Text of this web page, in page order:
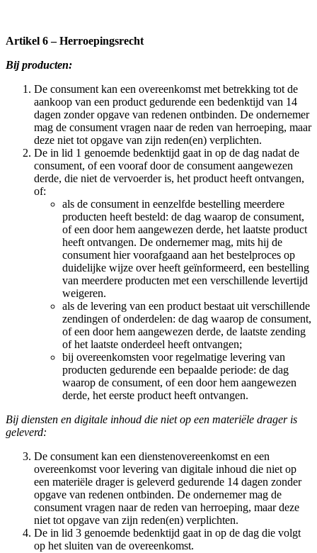
Artikel 6 – Herroepingsrecht
Bij producten:
De consument kan een overeenkomst met betrekking tot de
aankoop van een product gedurende een bedenktijd van 14
dagen zonder opgave van redenen ontbinden. De ondernemer
mag de consument vragen naar de reden van herroeping, maar
deze niet tot opgave van zijn reden(en) verplichten.
De in lid 1 genoemde bedenktijd gaat in op de dag nadat de
consument, of een vooraf door de consument aangewezen
derde, die niet de vervoerder is, het product heeft ontvangen,
of:
als de consument in eenzelfde bestelling meerdere
producten heeft besteld: de dag waarop de consument,
of een door hem aangewezen derde, het laatste product
heeft ontvangen. De ondernemer mag, mits hij de
consument hier voorafgaand aan het bestelproces op
duidelijke wijze over heeft geïnformeerd, een bestelling
van meerdere producten met een verschillende levertijd
weigeren.
als de levering van een product bestaat uit verschillende
zendingen of onderdelen: de dag waarop de consument,
of een door hem aangewezen derde, de laatste zending
of het laatste onderdeel heeft ontvangen;
bij overeenkomsten voor regelmatige levering van
producten gedurende een bepaalde periode: de dag
waarop de consument, of een door hem aangewezen
derde, het eerste product heeft ontvangen.
Bij diensten en digitale inhoud die niet op een materiële drager is
geleverd:
De consument kan een dienstenovereenkomst en een
overeenkomst voor levering van digitale inhoud die niet op
een materiële drager is geleverd gedurende 14 dagen zonder
opgave van redenen ontbinden. De ondernemer mag de
consument vragen naar de reden van herroeping, maar deze
niet tot opgave van zijn reden(en) verplichten.
De in lid 3 genoemde bedenktijd gaat in op de dag die volgt
op het sluiten van de overeenkomst.